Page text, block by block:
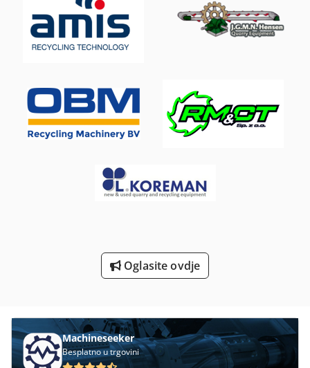
Protežu Se Sustav Za
Serija Za Pakiranje
Stroj Za Pakiranje
Stroj Za Pakiranje Hrane
Strojevi Za Pakiranje
Oglasite ovdje
Machineseeker
Besplatno u trgovini